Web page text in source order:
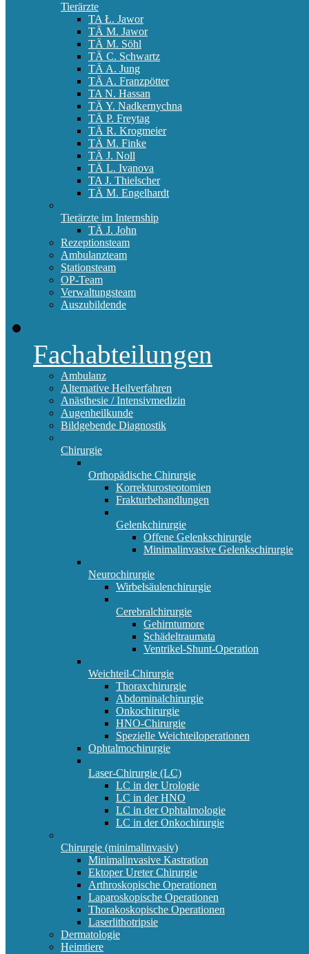
Tierärzte
TA Ł. Jawor
TÄ M. Jawor
TÄ M. Söhl
TÄ C. Schwartz
TÄ A. Jung
TÄ A. Franzpötter
TA N. Hassan
TÄ Y. Nadkernychna
TÄ P. Freytag
TÄ R. Krogmeier
TÄ M. Finke
TÄ J. Noll
TÄ L. Ivanova
TA J. Thielscher
TÄ M. Engelhardt
Tierärzte im Internship
TÄ J. John
Rezeptionsteam
Ambulanzteam
Stationsteam
OP-Team
Verwaltungsteam
Auszubildende
Fachabteilungen
Ambulanz
Alternative Heilverfahren
Anästhesie / Intensivmedizin
Augenheilkunde
Bildgebende Diagnostik
Chirurgie
Orthopädische Chirurgie
Korrekturosteotomien
Frakturbehandlungen
Gelenkchirurgie
Offene Gelenkschirurgie
Minimalinvasive Gelenkschirurgie
Neurochirurgie
Wirbelsäulenchirurgie
Cerebralchirurgie
Gehirntumore
Schädeltraumata
Ventrikel-Shunt-Operation
Weichteil-Chirurgie
Thoraxchirurgie
Abdominalchirurgie
Onkochirurgie
HNO-Chirurgie
Spezielle Weichteiloperationen
Ophtalmochirurgie
Laser-Chirurgie (LC)
LC in der Urologie
LC in der HNO
LC in der Ophtalmologie
LC in der Onkochirurgie
Chirurgie (minimalinvasiv)
Minimalinvasive Kastration
Ektoper Ureter Chirurgie
Arthroskopische Operationen
Laparoskopische Operationen
Thorakoskopische Operationen
Laserlithotripsie
Dermatologie
Heimtiere